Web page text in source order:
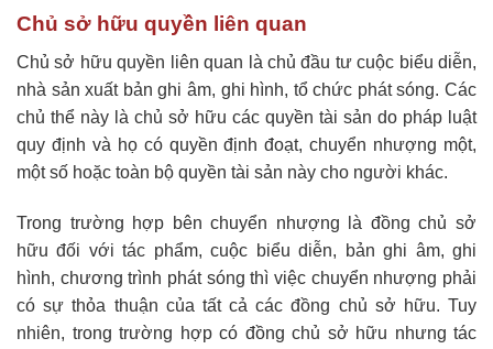
Chủ sở hữu quyền liên quan
Chủ sở hữu quyền liên quan là chủ đầu tư cuộc biểu diễn,
nhà sản xuất bản ghi âm, ghi hình, tổ chức phát sóng. Các
chủ thể này là chủ sở hữu các quyền tài sản do pháp luật
quy định và họ có quyền định đoạt, chuyển nhượng một,
một số hoặc toàn bộ quyền tài sản này cho người khác.
Trong trường hợp bên chuyển nhượng là đồng chủ sở
hữu đối với tác phẩm, cuộc biểu diễn, bản ghi âm, ghi
hình, chương trình phát sóng thì việc chuyển nhượng phải
có sự thỏa thuận của tất cả các đồng chủ sở hữu. Tuy
nhiên, trong trường hợp có đồng chủ sở hữu nhưng tác